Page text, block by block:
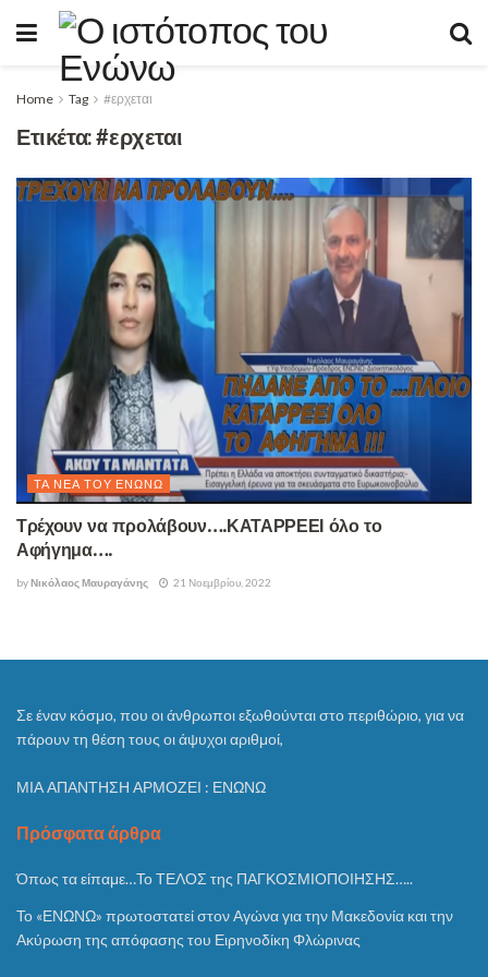
Home Tag #ερχεται
Ετικέτα:#ερχεται
ΤΑ ΝΈΑ ΤΟΥ ΕΝΏΝΩ
Τρέχουν να προλάβουν….ΚΑΤΑΡΡΕΕΙ όλο το
Αφήγημα….
byΝικόλαος Μαυραγάνης 21 Νοεμβρίου, 2022
Σε έναν κόσμο, που οι άνθρωποι εξωθούνται στο περιθώριο, για να
πάρουν τη θέση τους οι άψυχοι αριθμοί,
ΜΙΑ ΑΠΑΝΤΗΣΗ ΑΡΜΟΖΕΙ : ΕΝΩΝΩ
Πρόσφατα άρθρα
Όπως τα είπαμε…Το ΤΕΛΟΣ της ΠΑΓΚΟΣΜΙΟΠΟΙΗΣΗΣ…..
Το «ΕΝΩΝΩ» πρωτοστατεί στον Αγώνα για την Μακεδονία και την
Ακύρωση της απόφασης του Ειρηνοδίκη Φλώρινας